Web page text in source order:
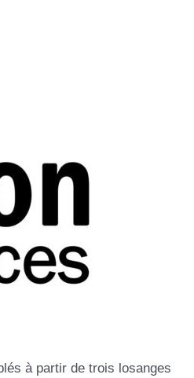
à partir de trois losanges